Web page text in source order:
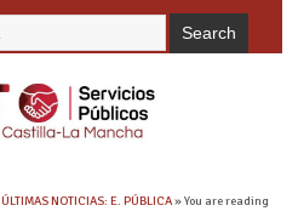
ÚLTIMAS NOTICIAS: E. PÚBLICA» You are reading